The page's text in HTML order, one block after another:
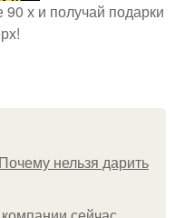
х и получай подарки
нельзя дарить